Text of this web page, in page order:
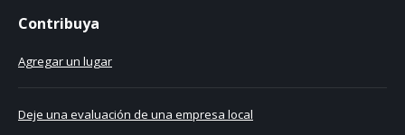
Contribuya
Agregar un lugar
Deje una evaluación de una empresa local